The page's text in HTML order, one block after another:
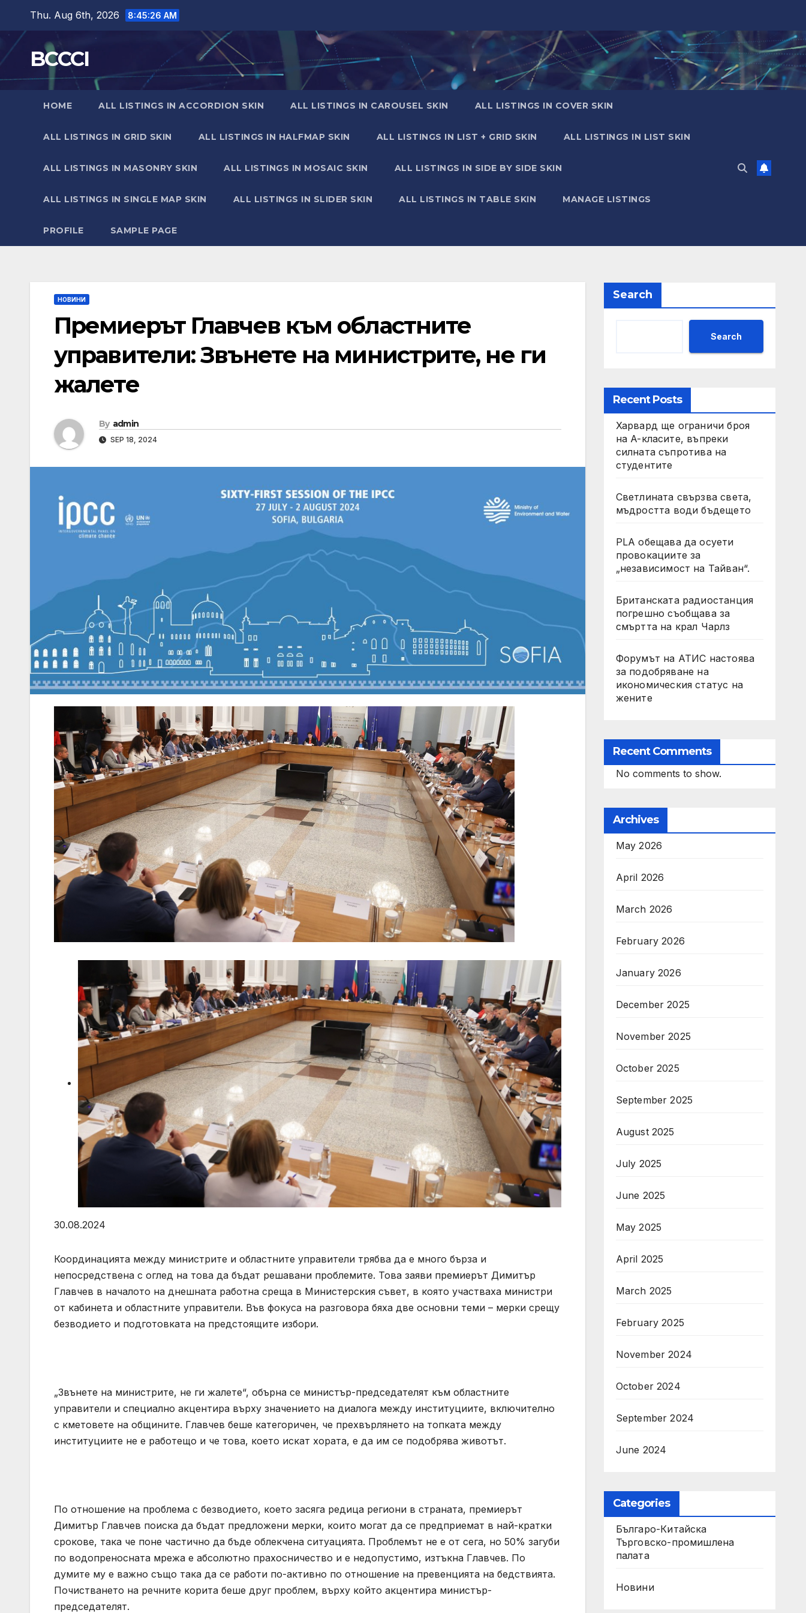
content
Thu. Aug 6th, 2026 8:45:27 AM
BCCCI
HOME ALL LISTINGS IN ACCORDION SKIN ALL LISTINGS IN CAROUSEL SKIN ALL LISTINGS IN COVER SKIN
ALL LISTINGS IN GRID SKIN ALL LISTINGS IN HALFMAP SKIN ALL LISTINGS IN LIST + GRID SKIN ALL LISTINGS IN LIST SKIN
ALL LISTINGS IN MASONRY SKIN ALL LISTINGS IN MOSAIC SKIN ALL LISTINGS IN SIDE BY SIDE SKIN
ALL LISTINGS IN SINGLE MAP SKIN ALL LISTINGS IN SLIDER SKIN ALL LISTINGS IN TABLE SKIN MANAGE LISTINGS
PROFILE SAMPLE PAGE
НОВИНИ
Премиерът Главчев към областните
управители: Звънете на министрите, не ги
жалете
By admin
SEP 18, 2024
30.08.2024
Координацията между министрите и областните управители трябва да е много бърза и
непосредствена с оглед на това да бъдат решавани проблемите. Това заяви премиерът Димитър
Главчев в началото на днешната работна среща в Министерския съвет, в която участваха министри
от кабинета и областните управители. Във фокуса на разговора бяха две основни теми – мерки срещу
безводието и подготовката на предстоящите избори.
„Звънете на министрите, не ги жалете“, обърна се министър-председателят към областните
управители и специално акцентира върху значението на диалога между институциите, включително
с кметовете на общините. Главчев беше категоричен, че прехвърлянето на топката между
институциите не е работещо и че това, което искат хората, е да им се подобрява животът.
По отношение на проблема с безводието, което засяга редица региони в страната, премиерът
Димитър Главчев поиска да бъдат предложени мерки, които могат да се предприемат в най-кратки
срокове, така че поне частично да бъде облекчена ситуацията. Проблемът не е от сега, но 50% загуби
по водопреносната мрежа е абсолютно прахосничество и е недопустимо, изтъкна Главчев. По
думите му е важно също така да се работи по-активно по отношение на превенцията на бедствията.
Почистването на речните корита беше друг проблем, върху който акцентира министър-
председателят.
Search
Search
Recent Posts
Харвард ще ограничи броя
на A-класите, въпреки
силната съпротива на
студентите
Светлината свързва света,
мъдростта води бъдещето
PLA обещава да осуети
провокациите за
„независимост на Тайван“.
Британската радиостанция
погрешно съобщава за
смъртта на крал Чарлз
Форумът на АТИС настоява
за подобряване на
икономическия статус на
жените
Recent Comments
No comments to show.
Archives
May 2026
April 2026
March 2026
February 2026
January 2026
December 2025
November 2025
October 2025
September 2025
August 2025
July 2025
June 2025
May 2025
April 2025
March 2025
February 2025
November 2024
October 2024
September 2024
June 2024
Categories
Българо-Китайска
Търговско-промишлена
палaта
Новини